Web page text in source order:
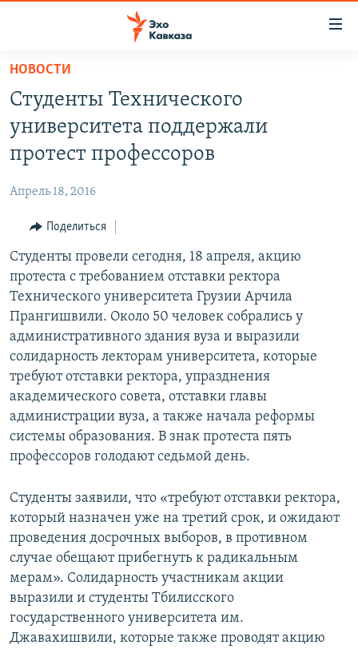
Вернуться
основному
содержанию
Вернутся
главной
навигации
Вернутся
поиску
ТБИЛИСИ
ВЕСЬ КАВКАЗ
СЕВЕРНЫЙ КАВКАЗ
АРМЕНИЯ
АЗЕРБАЙДЖАН
ТЕМЫ
ПОЛИТИКА
ЭКОНОМИКА
ОБЩЕСТВО
КУЛЬТУРА
СПОРТ
МИР
РУБРИКИ
НЕКРУГЛЫЙ СТОЛ
ГОСТЬ НЕДЕЛИ
ПОЗИЦИЯ
БЛОГИ
ГОЛОСА
ЧИТАЕМ ПРЕССУ
МУЛЬТИМЕДИА
ВИДЕО
ФОТО
АУДИО
ПОДКАСТЫ
АРХИВ РАДИОПРОГРАММЫ
ПРИСОЕДИНЯЙТЕСЬ!
Все сайты РСЕ/РС
НОВОСТИ
Студенты Технического
университета поддержали
протест профессоров
Апрель 18, 2016
Поделиться
Студенты провели сегодня, 18 апреля, акцию
протеста с требованием отставки ректора
Технического университета Грузии Арчила
Прангишвили. Около 50 человек собрались у
административного здания вуза и выразили
солидарность лекторам университета, которые
требуют отставки ректора, упразднения
академического совета, отставки главы
администрации вуза, а также начала реформы
системы образования. В знак протеста пять
профессоров голодают седьмой день.
Студенты заявили, что «требуют отставки ректора,
который назначен уже на третий срок, и ожидают
проведения досрочных выборов, в противном
случае обещают прибегнуть к радикальным
мерам». Солидарность участникам акции
выразили и студенты Тбилисского
государственного университета им.
Джавахишвили, которые также проводят акцию